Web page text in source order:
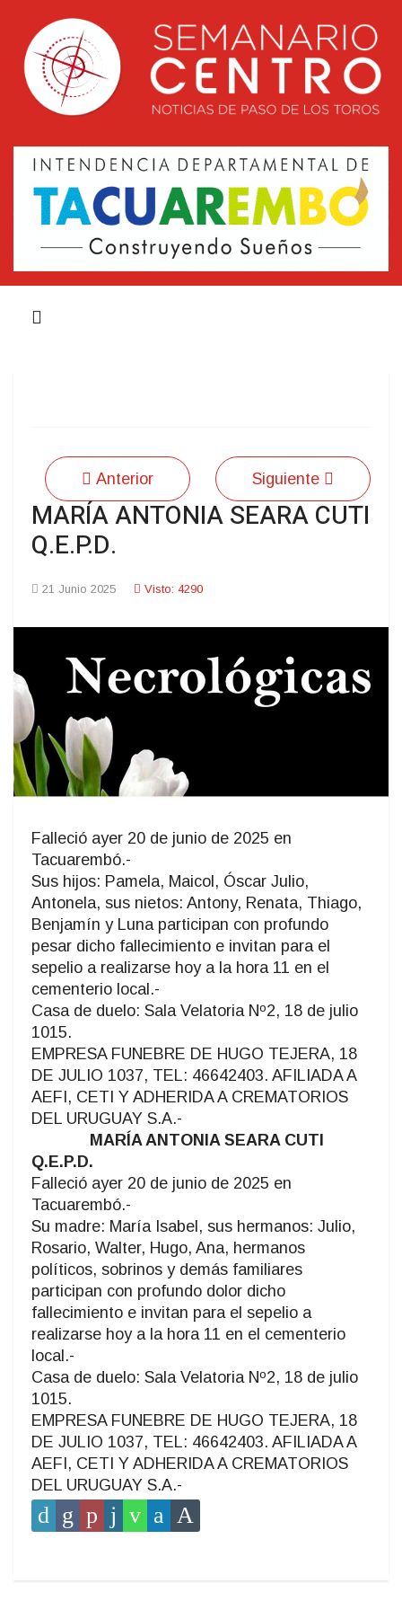
Anterior Siguiente
MARÍA ANTONIA SEARA CUTI
Q.E.P.D.
21 Junio 2025 Visto: 4290
Falleció ayer 20 de junio de 2025 en
Tacuarembó.-
Sus hijos: Pamela, Maicol, Óscar Julio,
Antonela, sus nietos: Antony, Renata, Thiago,
Benjamín y Luna participan con profundo
pesar dicho fallecimiento e invitan para el
sepelio a realizarse hoy a la hora 11 en el
cementerio local.-
Casa de duelo: Sala Velatoria Nº2, 18 de julio
1015.
EMPRESA FUNEBRE DE HUGO TEJERA, 18
DE JULIO 1037, TEL: 46642403. AFILIADA A
AEFI, CETI Y ADHERIDA A CREMATORIOS
DEL URUGUAY S.A.-
MARÍA ANTONIA SEARA CUTI
Q.E.P.D.
Falleció ayer 20 de junio de 2025 en
Tacuarembó.-
Su madre: María Isabel, sus hermanos: Julio,
Rosario, Walter, Hugo, Ana, hermanos
políticos, sobrinos y demás familiares
participan con profundo dolor dicho
fallecimiento e invitan para el sepelio a
realizarse hoy a la hora 11 en el cementerio
local.-
Casa de duelo: Sala Velatoria Nº2, 18 de julio
1015.
EMPRESA FUNEBRE DE HUGO TEJERA, 18
DE JULIO 1037, TEL: 46642403. AFILIADA A
AEFI, CETI Y ADHERIDA A CREMATORIOS
DEL URUGUAY S.A.-